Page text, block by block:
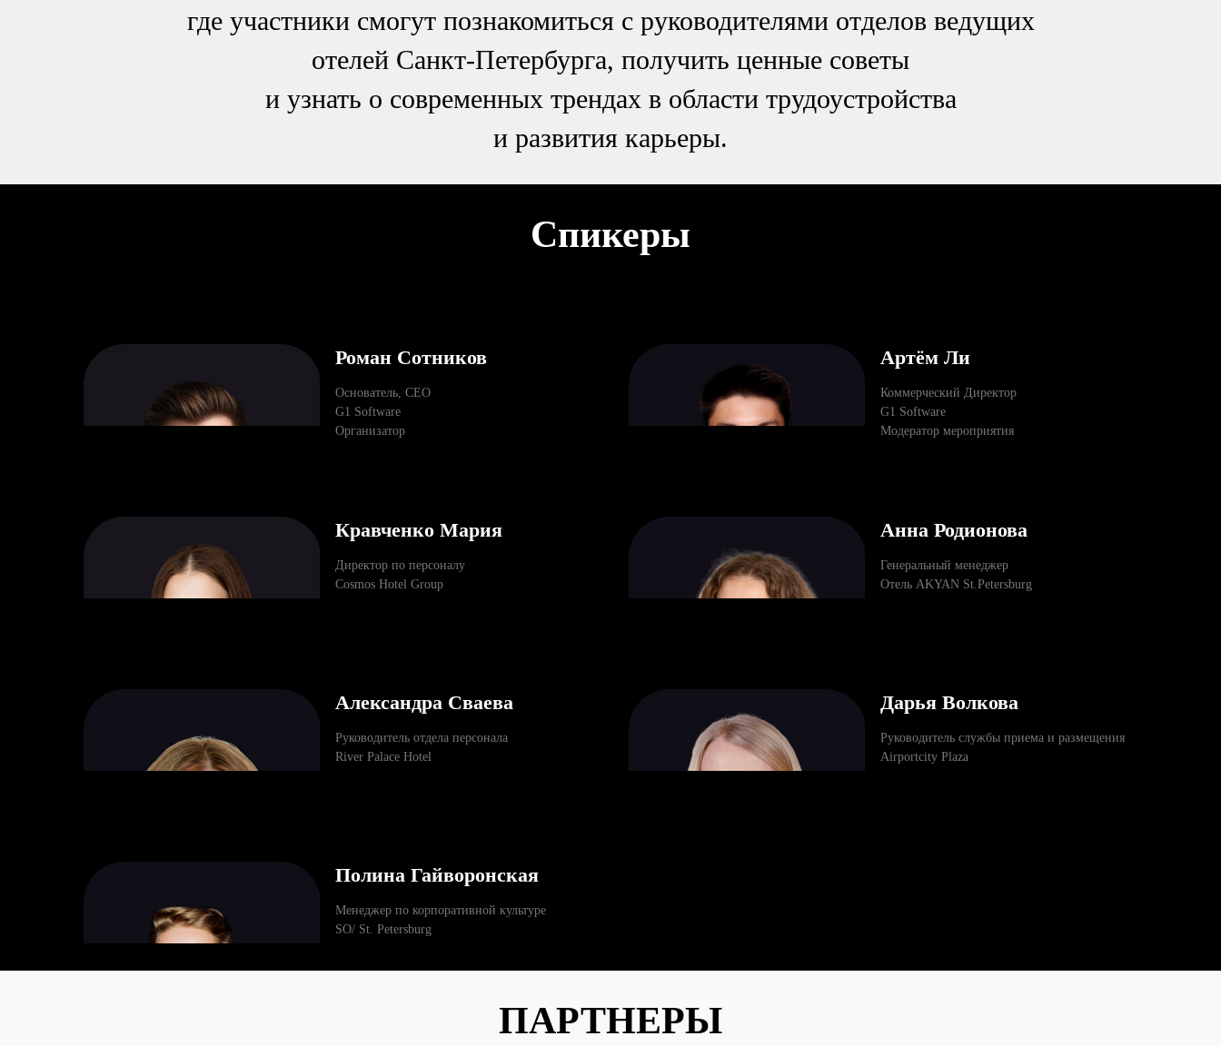
где участники смогут познакомиться с руководителями отделов ведущих
отелей Санкт-Петербурга, получить ценные советы
и узнать о современных трендах в области трудоустройства
и развития карьеры.
Спикеры
Роман Сотников
Основатель, CEO
G1 Software
Организатор
Артём Ли
Коммерческий Директор
G1 Software
Модератор мероприятия
Кравченко Мария
Директор по персоналу
Cosmos Hotel Group
Анна Родионова
Генеральный менеджер
Отель AKYAN St.Petersburg
Александра Сваева
Руководитель отдела персонала
River Palace Hotel
Дарья Волкова
Руководитель службы приема и размещения
Airportcity Plaza
Полина Гайворонская
Менеджер по корпоративной культуре
SO/ St. Petersburg
ПАРТНЕРЫ